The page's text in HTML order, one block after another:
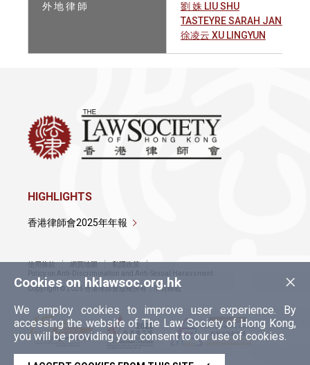
外 地 律 師
劉 姝 LIU SHU
TASTEYRE SARAH JANE
徐凌云 XU LINGYUN
×
Cookies on hklawsoc.org.hk
We employ cookies to improve user experience. By
accessing the website of The Law Society of Hong Kong,
you will be providing your consent to our use of cookies.
HIGHLIGHTS
香港律師會2025年年報
使用條款 網頁地圖
私隱政策
Policy on Anti-Discrimination and Anti-Sexual Harassment
Copyright © 2026 香港律師會版權所有，不得轉載